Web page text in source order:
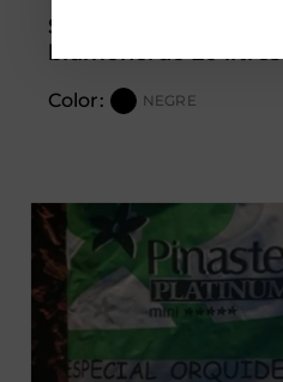
substracte gramoflor
blumenerde 20 litres
Color: NEGRE